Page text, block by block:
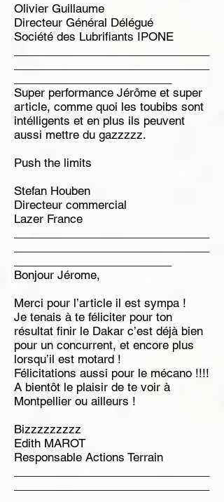
Olivier Guillaume
Directeur Général Délégué
Société des Lubrifiants IPONE
Super performance Jérôme et super
article, comme quoi les toubibs sont
intélligents et en plus ils peuvent
aussi mettre du gazzzzz.
Push the limits
Stefan Houben
Directeur commercial
Lazer France
Bonjour Jérome,
Merci pour l’article il est sympa !
Je tenais à te féliciter pour ton
résultat finir le Dakar c’est déjà bien
pour un concurrent, et encore plus
lorsqu’il est motard !
Félicitations aussi pour le mécano !!!!
A bientôt le plaisir de te voir à
Montpellier ou ailleurs !
Bizzzzzzzzz
Edith MAROT
Responsable Actions Terrain